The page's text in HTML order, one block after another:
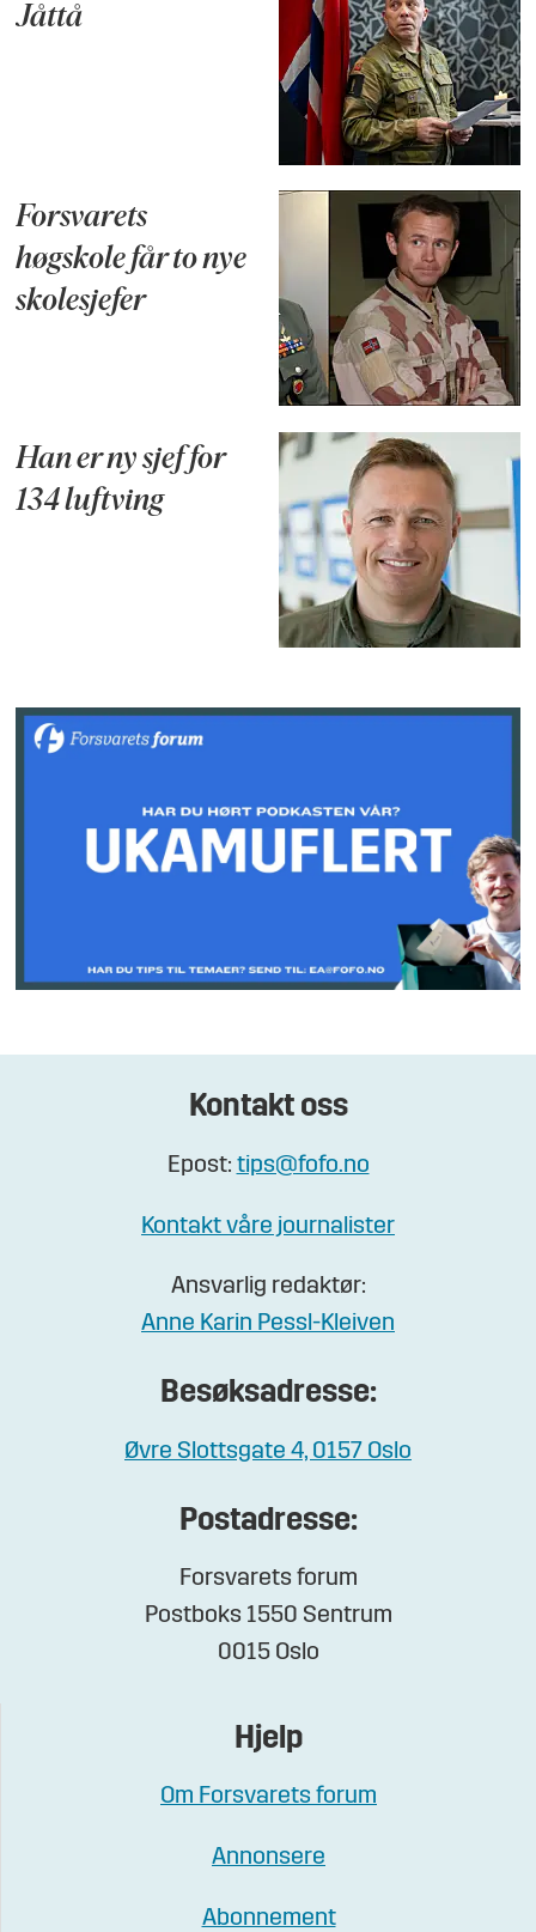
Jåttå
Forsvarets
høgskole får to nye
skolesjefer
Han er ny sjef for
134 luftving
Kontakt oss
Epost: tips@fofo.no
Kontakt våre journalister
Ansvarlig redaktør:
Anne Karin Pessl-Kleiven
Besøksadresse:
Øvre Slottsgate 4, 0157 Oslo
Postadresse:
Forsvarets forum
Postboks 1550 Sentrum
0015 Oslo
Hjelp
Om Forsvarets forum
Annonsere
Abonnement